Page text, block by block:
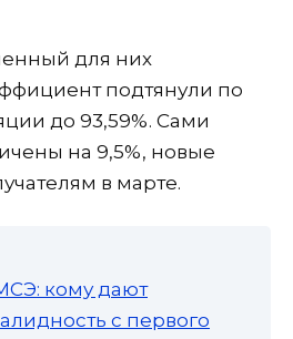
для них
подтянули по
до 93,59%. Сами
на 9,5%, новые
в марте.
кому дают
с первого